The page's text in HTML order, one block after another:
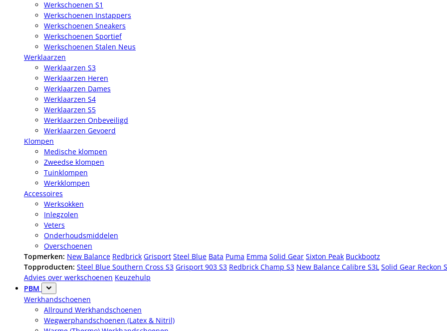
Werkschoenen S1
Werkschoenen Instappers
Werkschoenen Sneakers
Werkschoenen Sportief
Werkschoenen Stalen Neus
Werklaarzen
Werklaarzen S3
Werklaarzen Heren
Werklaarzen Dames
Werklaarzen S4
Werklaarzen S5
Werklaarzen Onbeveiligd
Werklaarzen Gevoerd
Klompen
Medische klompen
Zweedse klompen
Tuinklompen
Werkklompen
Accessoires
Werksokken
Inlegzolen
Veters
Onderhoudsmiddelen
Overschoenen
Topmerken: New Balance Redbrick Grisport Steel Blue Bata Puma Emma Solid Gear Sixton Peak Buckbootz
Topproducten: Steel Blue Southern Cross S3 Grisport 903 S3 Redbrick Champ S3 New Balance Calibre S3L Solid Gear Reckon
Advies over werkschoenen Keuzehulp
PBM
Werkhandschoenen
Allround Werkhandschoenen
Wegwerphandschoenen (Latex & Nitril)